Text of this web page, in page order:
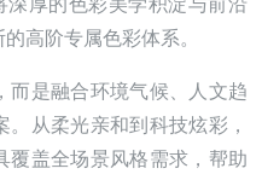
高阶专属色彩体系。
而是融合环境气候、人文趋
从柔光亲和到科技炫彩，
覆盖全场景风格需求，帮助